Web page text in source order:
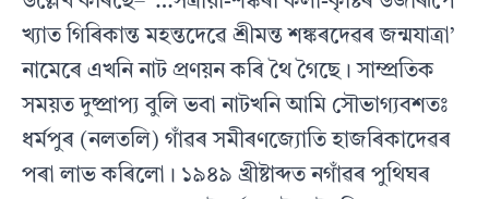
খ‍্যাত গিৰিকান্ত মহন্তদেৱে শ্ৰীমন্ত শঙ্কৰদেৱৰ জন্মযাত্ৰা’
নামেৰে এখনি নাট প্ৰণয়ন কৰি থৈ গৈছে। সাম্প্ৰতিক
সময়ত দুষ্প্ৰাপ‍্য বুলি ভবা নাটখনি আমি সৌভাগ‍্যবশতঃ
ধৰ্মপুৰ (নলতলি) গাঁৱৰ সমীৰণজ‍্যোতি হাজৰিকাদেৱৰ
পৰা লাভ কৰিলো। ১৯৪৯ খ্ৰীষ্টাব্দত নগাঁৱৰ পুথিঘৰ